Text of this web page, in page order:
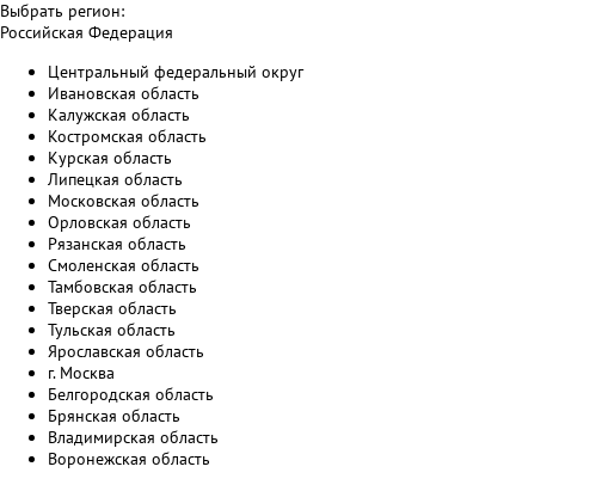
Выбрать регион:
Российская Федерация
Центральный федеральный округ
Ивановская область
Калужская область
Костромская область
Курская область
Липецкая область
Московская область
Орловская область
Рязанская область
Смоленская область
Тамбовская область
Тверская область
Тульская область
Ярославская область
г. Москва
Белгородская область
Брянская область
Владимирская область
Воронежская область